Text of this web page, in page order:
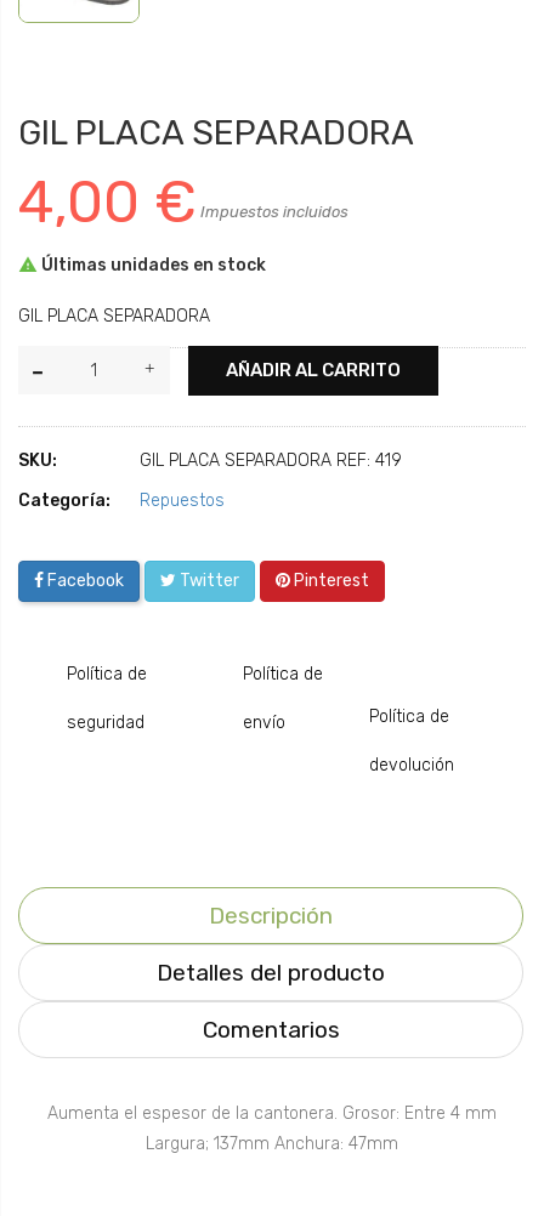
GIL PLACA SEPARADORA
4,00 € Impuestos incluidos
 Últimas unidades en stock
GIL PLACA SEPARADORA
AÑADIR AL CARRITO
SKU:
GIL PLACA SEPARADORA REF: 419
Categoría:
Repuestos
Facebook Twitter Pinterest
Política de
seguridad
Política de
envío Política de
devolución
Descripción
Detalles del producto
Comentarios
Aumenta el espesor de la cantonera. Grosor: Entre 4 mm
Largura; 137mm Anchura: 47mm